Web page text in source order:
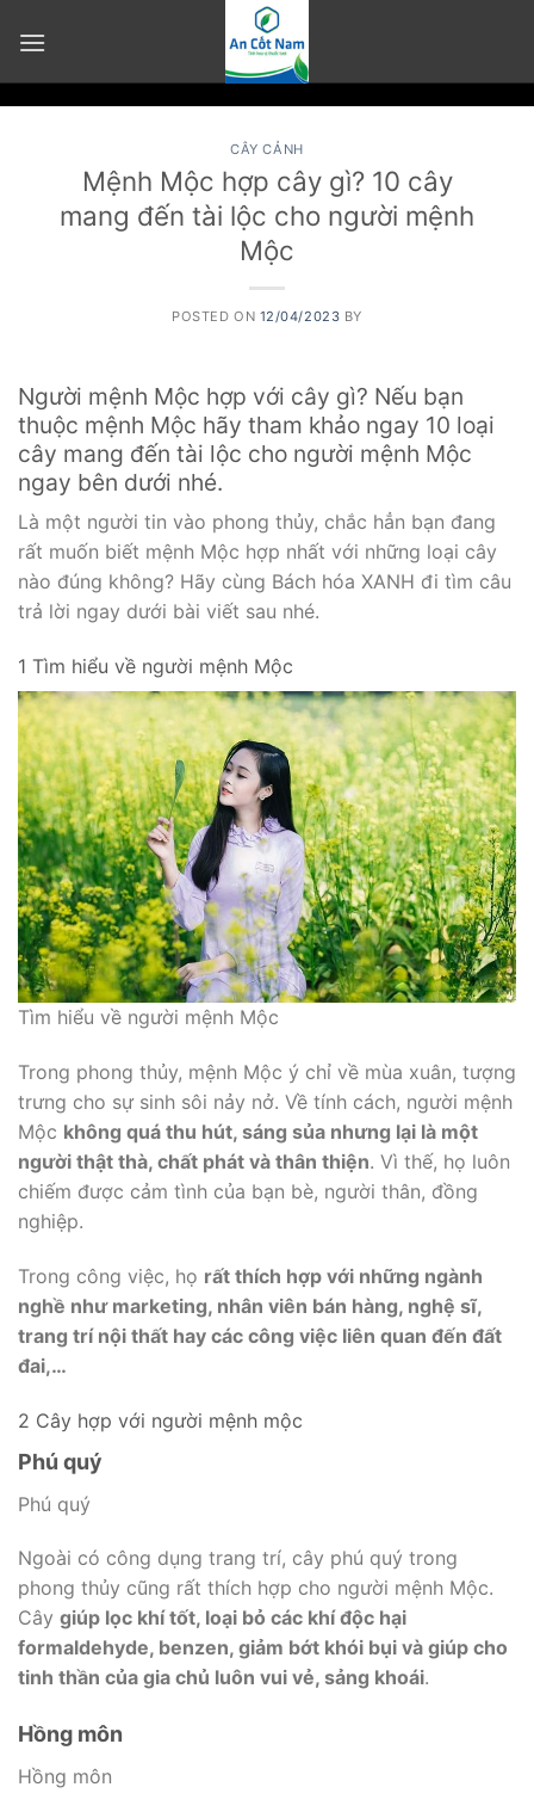
CÂY CẢNH
Mệnh Mộc hợp cây gì? 10 cây
mang đến tài lộc cho người mệnh
Mộc
POSTED ON 12/04/2023 BY
Người mệnh Mộc hợp với cây gì? Nếu bạn
thuộc mệnh Mộc hãy tham khảo ngay 10 loại
cây mang đến tài lộc cho người mệnh Mộc
ngay bên dưới nhé.
Là một người tin vào phong thủy, chắc hẳn bạn đang
rất muốn biết mệnh Mộc hợp nhất với những loại cây
nào đúng không? Hãy cùng Bách hóa XANH đi tìm câu
trả lời ngay dưới bài viết sau nhé.
1 Tìm hiểu về người mệnh Mộc
Tìm hiểu về người mệnh Mộc
Trong phong thủy, mệnh Mộc ý chỉ về mùa xuân, tượng
trưng cho sự sinh sôi nảy nở. Về tính cách, người mệnh
Mộc không quá thu hút, sáng sủa nhưng lại là một
người thật thà, chất phát và thân thiện. Vì thế, họ luôn
chiếm được cảm tình của bạn bè, người thân, đồng
nghiệp.
Trong công việc, họ rất thích hợp với những ngành
nghề như marketing, nhân viên bán hàng, nghệ sĩ,
trang trí nội thất hay các công việc liên quan đến đất
đai,…
2 Cây hợp với người mệnh mộc
Phú quý
Phú quý
Ngoài có công dụng trang trí, cây phú quý trong
phong thủy cũng rất thích hợp cho người mệnh Mộc.
Cây giúp lọc khí tốt, loại bỏ các khí độc hại
formaldehyde, benzen, giảm bớt khói bụi và giúp cho
tinh thần của gia chủ luôn vui vẻ, sảng khoái.
Hồng môn
Hồng môn